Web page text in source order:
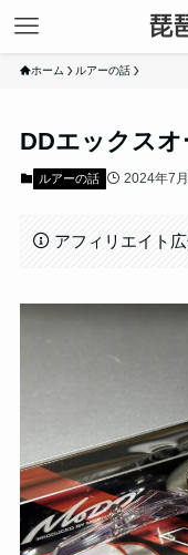
琵
ホーム ルアーの話
DDエックス
ルアーの話 2024年7
アフィリエイト